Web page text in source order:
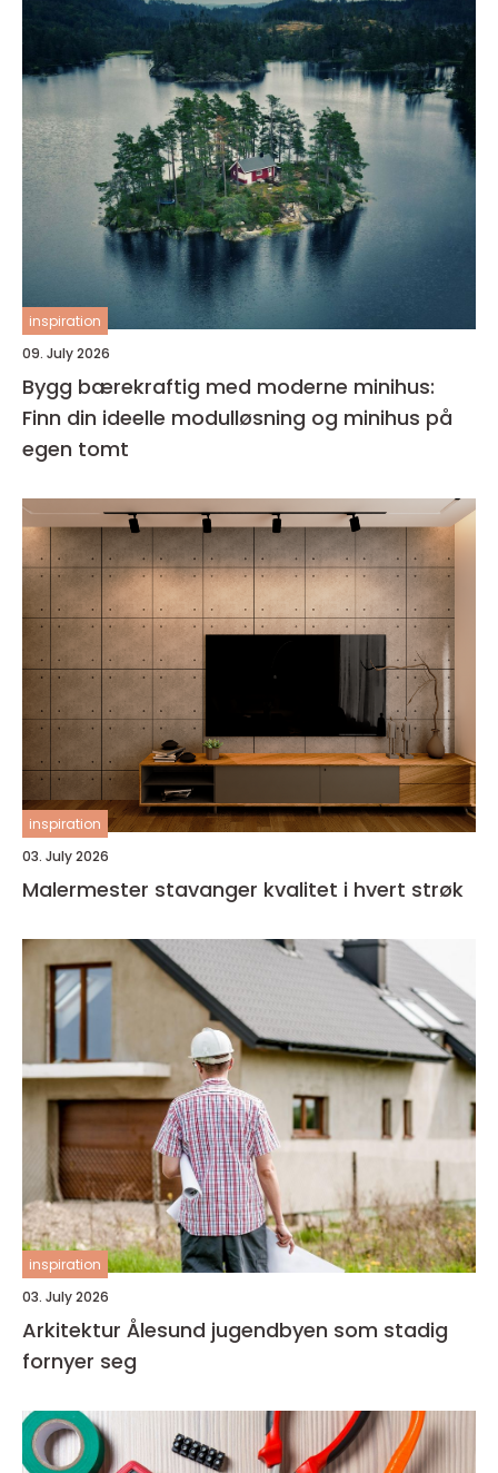
inspiration
09. July 2026
Bygg bærekraftig med moderne minihus:
Finn din ideelle modulløsning og minihus på
egen tomt
inspiration
03. July 2026
Malermester stavanger kvalitet i hvert strøk
inspiration
03. July 2026
Arkitektur Ålesund jugendbyen som stadig
fornyer seg